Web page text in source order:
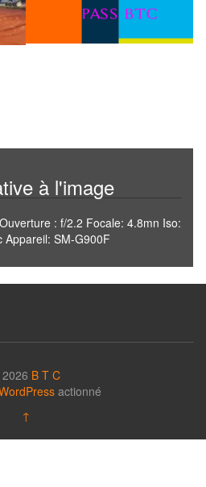
à l'image
Ouverture : f/2.2 Focale: 4.8mn Iso:
Appareil: SM-G900F
B T C
actionné
↑